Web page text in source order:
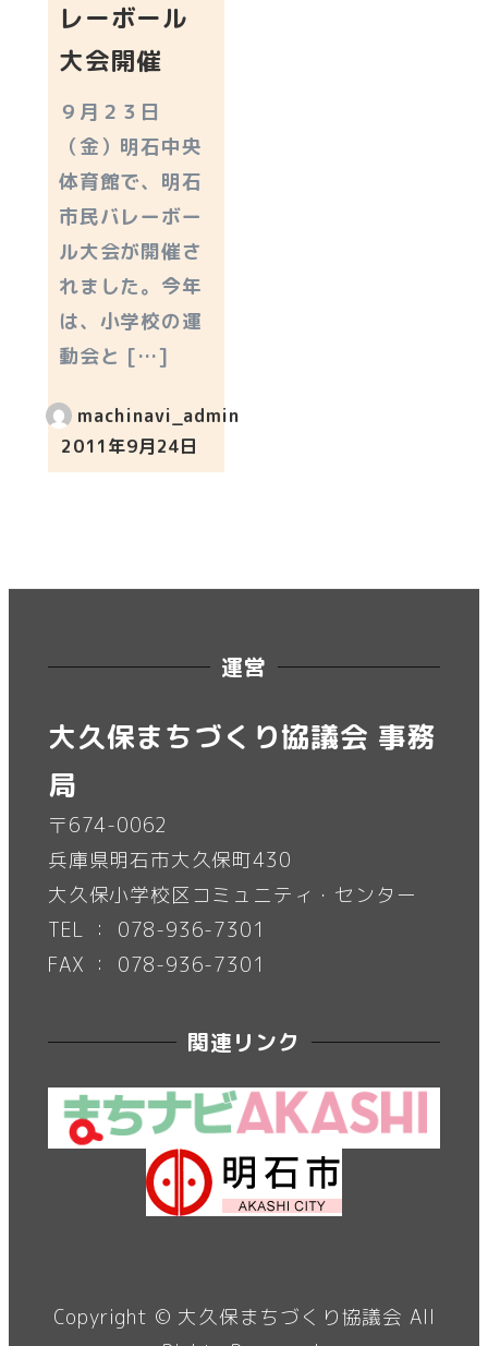
レーボール
大会開催
９月２３日
（金）明石中央
体育館で、明石
市民バレーボー
ル大会が開催さ
れました。今年
は、小学校の運
動会と […]
machinavi_admin
投稿日
2011年9月24日
運営
大久保まちづくり協議会 事務
局
〒674-0062
兵庫県明石市大久保町430
大久保小学校区コミュニティ・センター
TEL ： 078-936-7301
FAX ： 078-936-7301
関連リンク
Copyright © 大久保まちづくり協議会 All